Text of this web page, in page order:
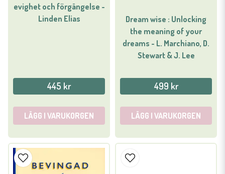
evighet och förgängelse -
Linden Elias
445 kr
LÄGG I VARUKORGEN
Dream wise : Unlocking
the meaning of your
dreams - L. Marchiano, D.
Stewart & J. Lee
499 kr
LÄGG I VARUKORGEN